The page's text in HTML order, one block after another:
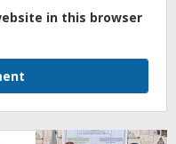
in this browser